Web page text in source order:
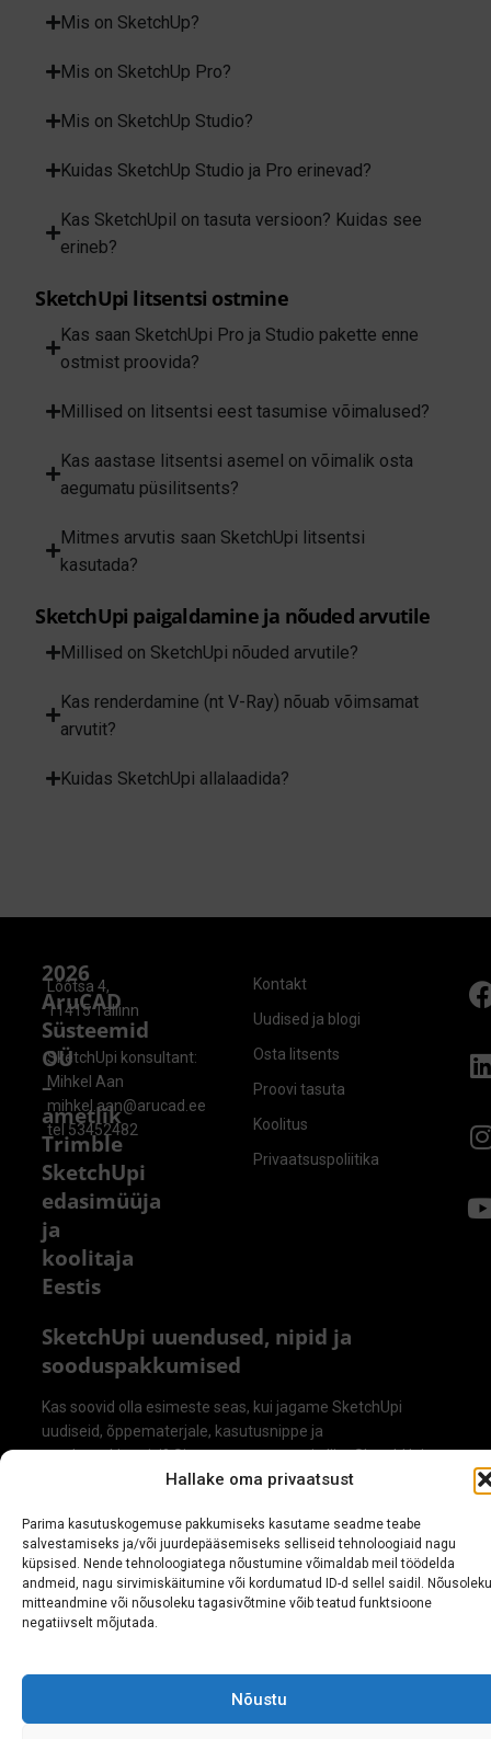
Hallake oma privaatsust
Parima kasutuskogemuse pakkumiseks kasutame seadme teabe
salvestamiseks ja/või juurdepääsemiseks selliseid tehnoloogiaid nagu
küpsised. Nende tehnoloogiatega nõustumine võimaldab meil töödelda
andmeid, nagu sirvimiskäitumine või kordumatud ID-d sellel saidil. Nõusoleku
mitteandmine või nõusoleku tagasivõtmine võib teatud funktsioone
negatiivselt mõjutada.
Nõustu
Mis on SketchUp?
Mis on SketchUp Pro?
Mis on SketchUp Studio?
Kuidas SketchUp Studio ja Pro erinevad?
Kas SketchUpil on tasuta versioon? Kuidas see
erineb?
SketchUpi litsentsi ostmine
Kas saan SketchUpi Pro ja Studio pakette enne
ostmist proovida?
Millised on litsentsi eest tasumise võimalused?
Kas aastase litsentsi asemel on võimalik osta
aegumatu püsilitsents?
Mitmes arvutis saan SketchUpi litsentsi
kasutada?
SketchUpi paigaldamine ja nõuded arvutile
Millised on SketchUpi nõuded arvutile?
Kas renderdamine (nt V-Ray) nõuab võimsamat
arvutit?
Kuidas SketchUpi allalaadida?
2026
AruCAD
Süsteemid
OÜ
–
ametlik
Trimble
SketchUpi
edasimüüja
ja
koolitaja
Eestis
Lõõtsa 4,
11415 Tallinn
SketchUpi konsultant:
Mihkel Aan
mihkel.aan@arucad.ee
tel 53452482
Kontakt
Uudised ja blogi
Osta litsents
Proovi tasuta
Koolitus
Privaatsuspoliitika
SketchUpi uuendused, nipid ja
sooduspakkumised
Kas soovid olla esimeste seas, kui jagame SketchUpi
uudiseid, õppematerjale, kasutusnippe ja
sooduspakkumisi? Sisesta oma e-post ja liitu SketchUpi
Eesti kogukonna infokirjaga.